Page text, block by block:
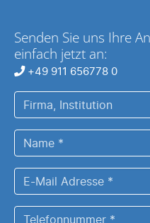
Senden Sie uns Ihre
einfach jetzt an:
+49 911 656778 0
Firma,
Institution
Name
*
E-
Mail
Adresse
Telefonnummer